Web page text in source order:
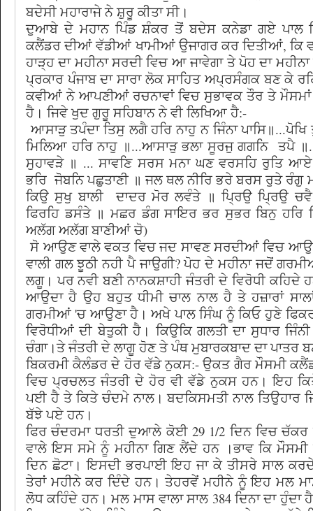
ਬਦੇਸੀ ਮਹਾਰਾਜੇ ਨੇ ਸ਼ੁਰੂ ਕੀਤਾ ਸੀ।
ਦੁਆਬੇ ਦੇ ਮਹਾਨ ਪਿੰਡ ਸ਼ੰਕਰ ਤੋਂ ਬਦੇਸ ਕਨੇਡਾ ਗਏ ਪਾਲ
ਕਲੈਂਡਰ ਦੀਆਂ ਵੱਡੀਆਂ ਖਾਮੀਆਂ ਉਜਾਗਰ ਕਰ ਦਿਤੀਆਂ, ਕਿ
ਹਾੜ੍ਹ ਦਾ ਮਹੀਨਾ ਸਰਦੀ ਵਿਚ ਆ ਜਾਵੇਗਾ ਤੇ ਪੋਹ ਦਾ
ਪ੍ਰਕਾਰ ਪੰਜਾਬ ਦਾ ਸਾਰਾ ਲੋਕ ਸਾਹਿਤ ਅਪ੍ਰਸੰਗਕ ਬਣ ਕੇ
ਕਵੀਆਂ ਨੇ ਆਪਣੀਆਂ ਰਚਨਾਵਾਂ ਵਿਚ ਸੁਭਾਵਕ ਤੌਰ ਤੇ
ਹੈ। ਜਿਵੇ ਖੁਦ ਗੁਰੂ ਸਹਿਬਾਨ ਨੇ ਵੀ ਲਿਖਿਆ ਹੈ:-
ਆਸਾੜੁ ਤਪੰਦਾ ਤਿਸੁ ਲਗੈ ਹਰਿ ਨਾਹੁ ਨ ਜਿੰਨਾ
ਮਿਲਿਆ ਹਰਿ ਨਾਹੁ ॥...ਆਸਾੜੁ ਭਲਾ ਸੂਰਜੁ ਗਗਨਿ ਤਪੈ
ਸੁਹਾਵੜੇ ॥ ... ਸਾਵਣਿ ਸਰਸ ਮਨਾ ਘਣ ਵਰਸਹਿ ਰੁਤਿ
ਭਰਿ ਜੋਬਨਿ ਪਛੁਤਾਣੀ ॥ ਜਲ ਥਲ ਨੀਰਿ ਭਰੇ ਬਰਸ ਰੁਤੇ ਰੰਗੁ
ਕਿਉ ਸੁਖੁ ਬਾਲੀ ਦਾਦਰ ਮੋਰ ਲਵੰਤੇ ॥ ਪ੍ਰਿਉ ਪ੍ਰਿਉ
ਫਿਰਹਿ ਡਸੰਤੇ ॥ ਮਛਰ ਡੰਗ ਸਾਇਰ ਭਰ ਸੁਭਰ ਬਿਨੁ ਹਰਿ
ਅਲੱਗ ਅਲੱਗ ਬਾਣੀਆਂ ਚੋ)
ਸੋ ਆਉਣ ਵਾਲੇ ਵਕਤ ਵਿਚ ਜਦ ਸਾਵਣ ਸਰਦੀਆਂ ਵਿਚ
ਵਾਲੀ ਗਲ ਝੂਠੀ ਨਹੀ ਪੈ ਜਾਉਗੀ? ਪੋਹ ਦੇ ਮਹੀਨਾ ਜਦੋਂ
ਲਗੂ। ਪਰ ਨਵੀ ਬਣੀ ਨਾਨਕਸ਼ਾਹੀ ਜੰਤਰੀ ਦੇ ਵਿਰੋਧੀ ਕਹਿਦੇ
ਆਉਦਾ ਹੈ ਉਹ ਬਹੁਤ ਧੀਮੀ ਚਾਲ ਨਾਲ ਹੈ ਤੇ ਹਜ਼ਾਰਾਂ
ਗਰਮੀਆਂ 'ਚ ਆਉਣਾ ਹੈ। ਅਖੇ ਪਾਲ ਸਿੰਘ ਨੂੰ ਕਿਓ ਹੁਣੇ
ਵਿਰੋਧੀਆਂ ਦੀ ਬੇਤੁਕੀ ਹੈ। ਕਿਉਕਿ ਗਲਤੀ ਦਾ ਸੁਧਾਰ
ਚੰਗਾ।ਤੇ ਜੰਤਰੀ ਦੇ ਲਾਗੂ ਹੋਣ ਤੇ ਪੰਥ ਮੁਬਾਰਕਬਾਦ ਦਾ ਪਾਤਰ
ਬਿਕਰਮੀ ਕੈਲੰਡਰ ਦੇ ਹੋਰ ਵੱਡੇ ਨੁਕਸ:- ਉਕਤ ਗੈਰ ਮੌਸਮੀ
ਵਿਚ ਪ੍ਰਚਲਤ ਜੰਤਰੀ ਦੇ ਹੋਰ ਵੀ ਵੱਡੇ ਨੁਕਸ ਹਨ। ਇਹ
ਪਈ ਹੈ ਤੇ ਕਿਤੇ ਚੰਦਮੇ ਨਾਲ। ਬਦਕਿਸਮਤੀ ਨਾਲ ਤਿਉਹਾਰ
ਬੱਝੇ ਪਏ ਹਨ।
ਫਿਰ ਚੰਦਰਮਾ ਧਰਤੀ ਦੁਆਲੇ ਕੋਈ 29 1/2 ਦਿਨ ਵਿਚ
ਵਾਲੇ ਇਸ ਸਮੇ ਨੂੰ ਮਹੀਨਾ ਗਿਣ ਲੈਂਦੇ ਹਨ ।ਭਾਵ ਕਿ ਮੌਸਮੀ
ਦਿਨ ਛੋਟਾ। ਇਸਦੀ ਭਰਪਾਈ ਇਹ ਜਾ ਕੇ ਤੀਸਰੇ ਸਾਲ
ਤੇਰਾਂ ਮਹੀਨੇ ਕਰ ਦਿੰਦੇ ਹਨ। ਤੇਹਰਵੇਂ ਮਹੀਨੇ ਨੂੰ ਇਹ ਮਲ
ਲੋਧ ਕਹਿੰਦੇ ਹਨ। ਮਲ ਮਾਸ ਵਾਲਾ ਸਾਲ 384 ਦਿਨਾ ਦਾ ਹੁੰਦਾ